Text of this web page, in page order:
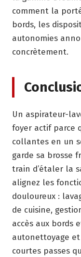
comment la
bords, les
autonomies
concrètement.
Un aspirateur-
foyer actif parce
collantes en un
garde sa brosse
train d’étaler la
alignez les
douloureux :
de cuisine,
accès aux bords
autonettoyage et
courtes passes